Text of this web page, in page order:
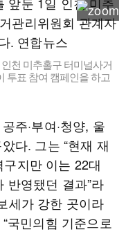
천 미추홀구 터미널사거
투표 참여 캠페인을 하고
주·부여·청양, 울
다. 그는 “현재 재
지만 이는 22대
반영됐던 결과”라
세가 강한 곳이라
국민의힘 기준으로